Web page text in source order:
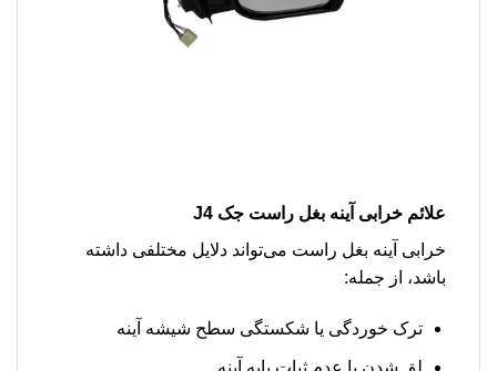
علائم خرابی آینه بغل راست جک J4
خرابی آینه بغل راست می‌تواند دلایل مختلفی داشته
باشد، از جمله:
ترک خوردگی یا شکستگی سطح شیشه آینه
لق شدن یا عدم ثبات پایه آینه